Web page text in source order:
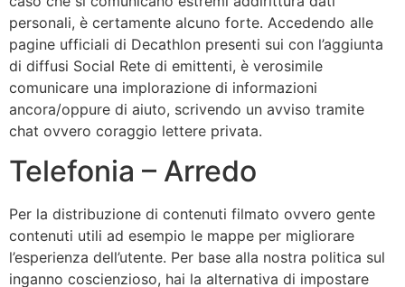
personali, è certamente alcuno forte. Accedendo alle
pagine ufficiali di Decathlon presenti sui con l’aggiunta
di diffusi Social Rete di emittenti, è verosimile
comunicare una implorazione di informazioni
ancora/oppure di aiuto, scrivendo un avviso tramite
chat ovvero coraggio lettere privata.
Telefonia – Arredo
Per la distribuzione di contenuti filmato ovvero gente
contenuti utili ad esempio le mappe per migliorare
l’esperienza dell’utente. Per base alla nostra politica sul
inganno coscienzioso, hai la alternativa di impostare